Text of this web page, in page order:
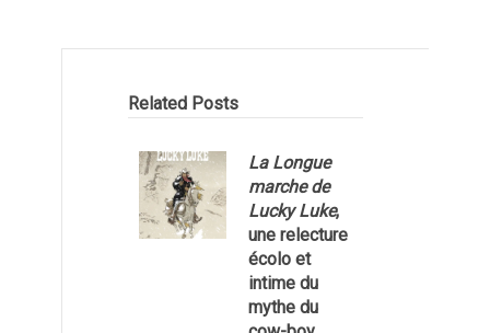
Related Posts
La Longue
marche de
Lucky Luke,
une relecture
écolo et
intime du
mythe du